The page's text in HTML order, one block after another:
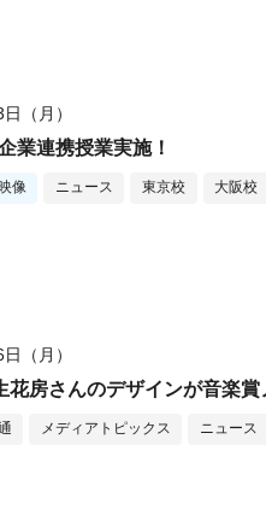
（月）
業連携授業実施！
像 ニュース 東京校 大阪校
（月）
花房さんのデザインが音楽賞
メディアトピックス ニュース